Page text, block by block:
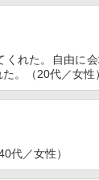
くれた。自由に
。（20代／女性）
代／女性）